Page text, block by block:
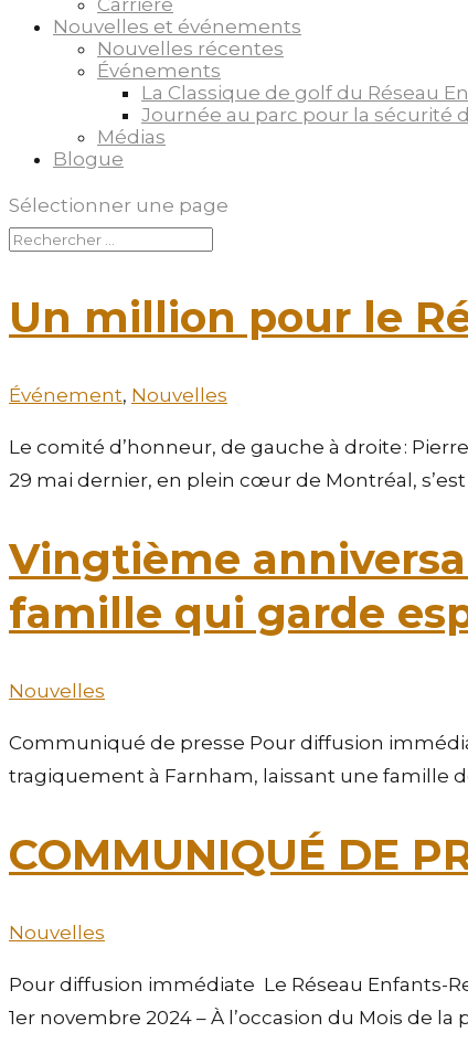
Carrière
Nouvelles et événements
Nouvelles récentes
Événements
La Classique de golf du Réseau
Journée au parc pour la sécurité
Médias
Blogue
Sélectionner une page
Un million pour le
Événement, Nouvelles
Le comité d’honneur, de gauche à droite :
29 mai dernier, en plein cœur de Montréal,
Vingtième
famille qui garde
Nouvelles
Communiqué de presse Pour diffusion
tragiquement à Farnham, laissant une famille
COMMUNIQUÉ DE
Nouvelles
Pour diffusion immédiate Le Réseau Enfants-
1er novembre 2024 – À l’occasion du Mois de